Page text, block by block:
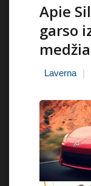
Apie
garso
Laverna